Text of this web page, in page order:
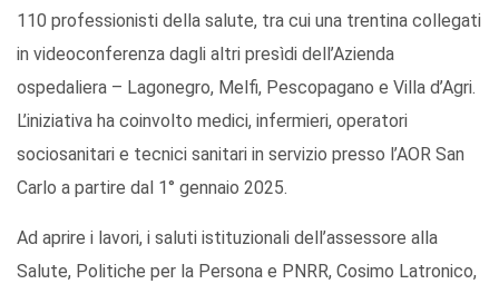
110 professionisti della salute, tra cui una trentina collegati
in videoconferenza dagli altri presìdi dell’Azienda
ospedaliera – Lagonegro, Melfi, Pescopagano e Villa d’Agri.
L’iniziativa ha coinvolto medici, infermieri, operatori
sociosanitari e tecnici sanitari in servizio presso l’AOR San
Carlo a partire dal 1° gennaio 2025.
Ad aprire i lavori, i saluti istituzionali dell’assessore alla
Salute, Politiche per la Persona e PNRR, Cosimo Latronico,